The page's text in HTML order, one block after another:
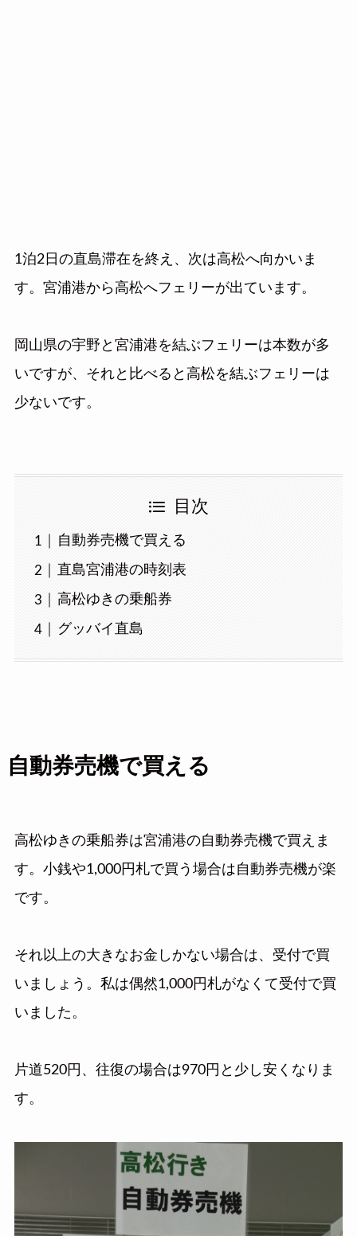
1泊2日の直島滞在を終え、次は高松へ向かいま
す。宮浦港から高松へフェリーが出ています。
岡山県の宇野と宮浦港を結ぶフェリーは本数が多
いですが、それと比べると高松を結ぶフェリーは
少ないです。
目次
自動券売機で買える
直島宮浦港の時刻表
高松ゆきの乗船券
グッバイ直島
自動券売機で買える
高松ゆきの乗船券は宮浦港の自動券売機で買えま
す。小銭や1,000円札で買う場合は自動券売機が楽
です。
それ以上の大きなお金しかない場合は、受付で買
いましょう。私は偶然1,000円札がなくて受付で買
いました。
片道520円、往復の場合は970円と少し安くなりま
す。